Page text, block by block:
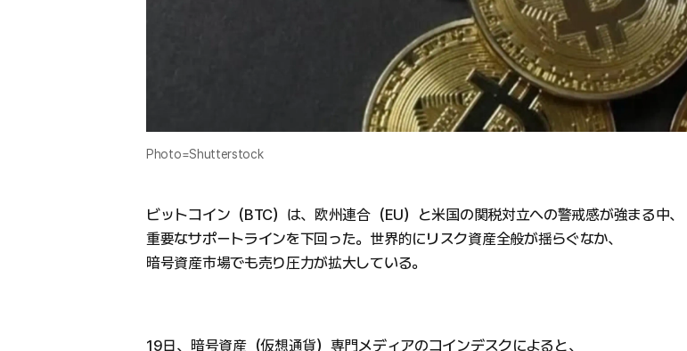
Photo=Shutterstock
ビットコイン（BTC）は、欧州連合（EU）と米国の関税対立への警戒感が強まる中、
重要なサポートラインを下回った。世界的にリスク資産全般が揺らぐなか、
暗号資産市場でも売り圧力が拡大している。
19日、暗号資産（仮想通貨）専門メディアのコインデスクによると、